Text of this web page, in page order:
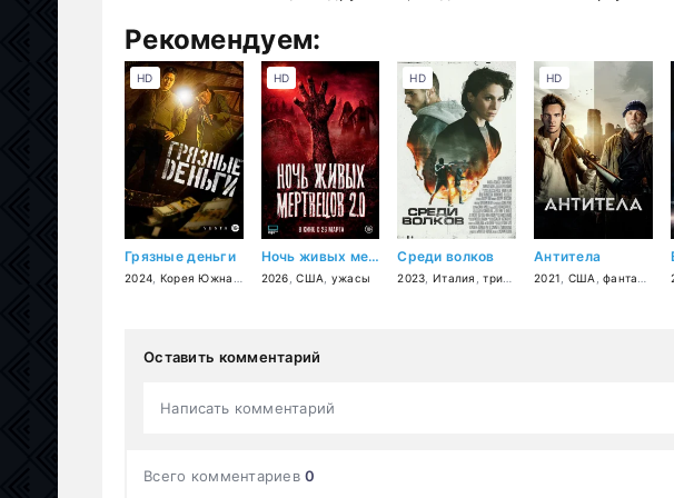
Рекомендуем:
Грязные деньги
2024 Корея Южная криминал,триллер,драма
HD
Ночь живых мертвецов 2.0
2026 ,США ужасы
HD
Среди волков
2023 Италия ,триллер ,драма,криминал
HD
Антитела
2021 США ,фантастика
HD
Оставить комментарий
Написать комментарий
Всего комментариев0